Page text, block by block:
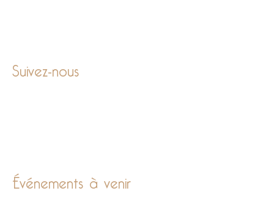
Suivez-nous
Événements à venir